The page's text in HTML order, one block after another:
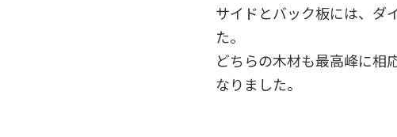
サイドとバック板には、ダ
た。
どちらの木材も最高峰に相
なりました。